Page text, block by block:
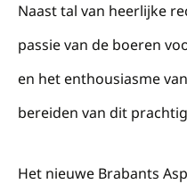
Naast tal van heerlijke
passie van de boeren
en het enthousiasme
bereiden van dit
Het nieuwe Brabants